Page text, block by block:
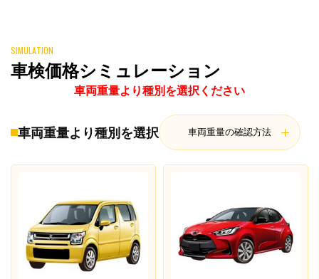
SIMULATION
車検価格シミュレーション
車両重量より種別を選択ください
車両重量より種別を選択 車両重量の確認方法